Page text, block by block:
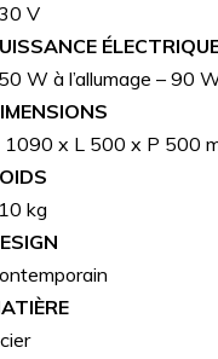
V
W à l’allumage – 90
1090 x L 500 x P 500
kg